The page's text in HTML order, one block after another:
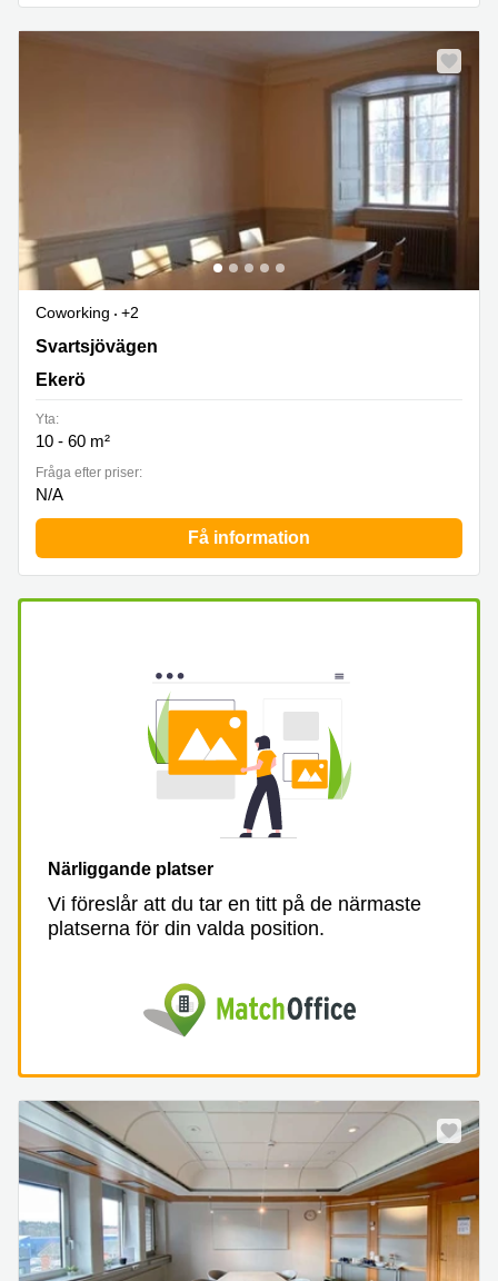
Coworking
+2
Svartsjö, Svartsjövägen 2, Ekerö
Svartsjövägen
Ekerö
Yta:
10 - 60 m²
Fråga efter priser:
N/A
Få information
Närliggande platser
Vi föreslår att du tar en titt på de närmaste
platserna för din valda position.